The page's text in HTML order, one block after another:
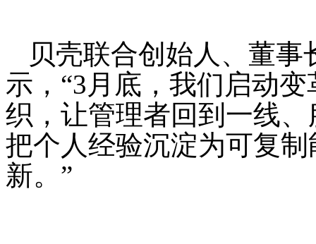
贝壳联合创始人、董
示，“3月底，我们启动
织，让管理者回到一线
把个人经验沉淀为可复
新。”